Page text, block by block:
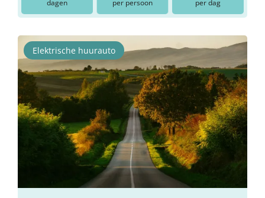
dagen
per persoon
per dag
Elektrische huurauto